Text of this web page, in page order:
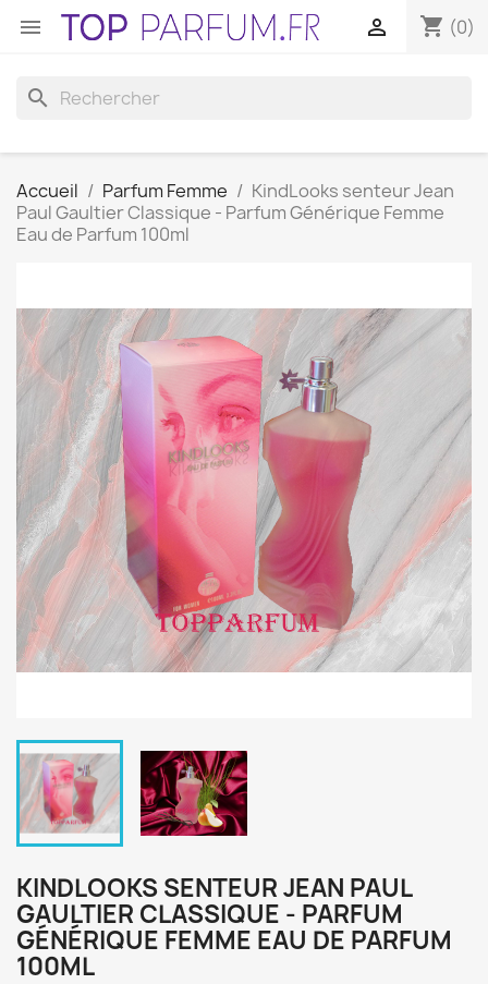
 shopping_cart (0)

search
Accueil Parfum Femme
KindLooks senteur Jean
Paul Gaultier Classique - Parfum Générique Femme
Eau de Parfum 100ml
KINDLOOKS SENTEUR JEAN PAUL
GAULTIER CLASSIQUE - PARFUM
GÉNÉRIQUE FEMME EAU DE PARFUM
100ML